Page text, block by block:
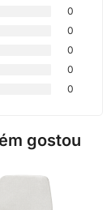
0
0
0
0
0
gostou